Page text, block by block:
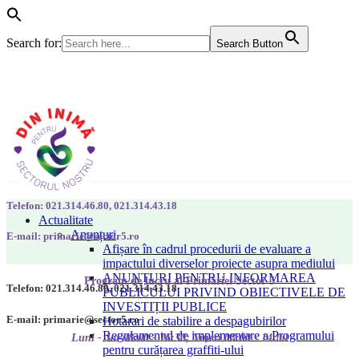
Search for: Search Button
Actualitate
Anunțuri
Afișare în cadrul procedurii de evaluare a
impactului diverselor proiecte asupra mediului
ANUNȚURI PENTRU INFORMAREA
PUBLICULUI PRIVIND OBIECTIVELE DE
INVESTIȚII PUBLICE
Hotarari de stabilire a despagubirilor
Regulamentul de implementare a Programului
pentru curățarea graffiti-ului
Telefon: 021.314.46.80, 021.314.43.18
E-mail: primarie@sector5.ro
Program de lucru al Primăriei Sector 5
Luni - Joi 08:00 - 16:30; Vineri 08:00 - 14:00
Telefon: 021.314.46.80, 021.314.43.18
E-mail: primarie@sector5.ro